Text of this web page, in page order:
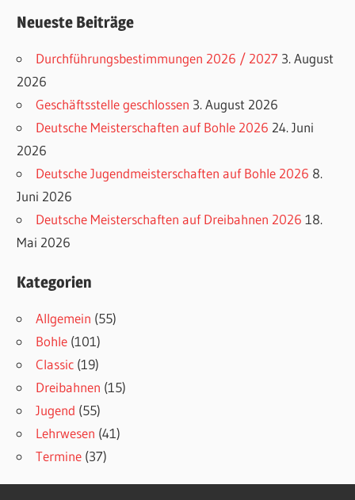
Neueste Beiträge
Durchführungsbestimmungen 2026 / 2027 3. August
2026
Geschäftsstelle geschlossen 3. August 2026
Deutsche Meisterschaften auf Bohle 2026 24. Juni
2026
Deutsche Jugendmeisterschaften auf Bohle 2026 8.
Juni 2026
Deutsche Meisterschaften auf Dreibahnen 2026 18.
Mai 2026
Kategorien
Allgemein (55)
Bohle (101)
Classic (19)
Dreibahnen (15)
Jugend (55)
Lehrwesen (41)
Termine (37)